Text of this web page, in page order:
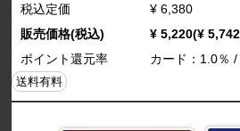
税込定価
¥ 6,380
販売価格(税込)
¥ 5,220(¥
ポイント還元率
カード：1.0％
送料有料